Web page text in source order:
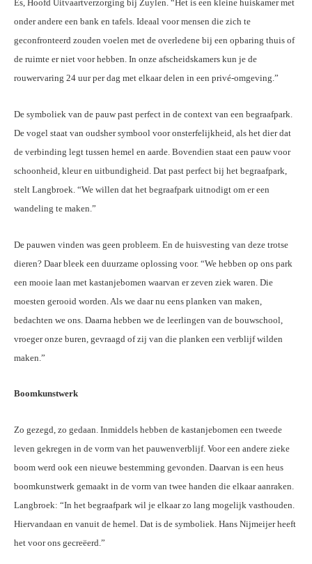
Es, Hoofd Uitvaartverzorging bij Zuylen. “Het is een kleine huiskamer met
onder andere een bank en tafels. Ideaal voor mensen die zich te
geconfronteerd zouden voelen met de overledene bij een opbaring thuis of
de ruimte er niet voor hebben. In onze afscheidskamers kun je de
rouwervaring 24 uur per dag met elkaar delen in een privé-omgeving.”
De symboliek van de pauw past perfect in de context van een begraafpark.
De vogel staat van oudsher symbool voor onsterfelijkheid, als het dier dat
de verbinding legt tussen hemel en aarde. Bovendien staat een pauw voor
schoonheid, kleur en uitbundigheid. Dat past perfect bij het begraafpark,
stelt Langbroek. “We willen dat het begraafpark uitnodigt om er een
wandeling te maken.”
De pauwen vinden was geen probleem. En de huisvesting van deze trotse
dieren? Daar bleek een duurzame oplossing voor. “We hebben op ons park
een mooie laan met kastanjebomen waarvan er zeven ziek waren. Die
moesten gerooid worden. Als we daar nu eens planken van maken,
bedachten we ons. Daarna hebben we de leerlingen van de bouwschool,
vroeger onze buren, gevraagd of zij van die planken een verblijf wilden
maken.”
Boomkunstwerk
Zo gezegd, zo gedaan. Inmiddels hebben de kastanjebomen een tweede
leven gekregen in de vorm van het pauwenverblijf. Voor een andere zieke
boom werd ook een nieuwe bestemming gevonden. Daarvan is een heus
boomkunstwerk gemaakt in de vorm van twee handen die elkaar aanraken.
Langbroek: “In het begraafpark wil je elkaar zo lang mogelijk vasthouden.
Hiervandaan en vanuit de hemel. Dat is de symboliek. Hans Nijmeijer heeft
het voor ons gecreëerd.”